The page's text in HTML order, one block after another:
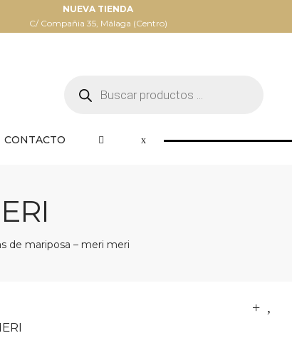
NUEVA TIENDA
C/ Compañia 35, Málaga (Centro)
productos
CONTACTO
de mariposa – meri meri